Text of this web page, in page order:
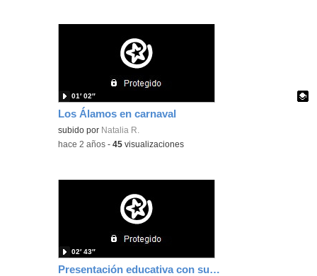
Los Álamos en carnaval
Contenido educativo.
subido por Natalia R.
01′ 02″
-hace 2 años -45 visualizaciones
Presentación educativa con subtítulos -Natalia Raposo
02′ 43″